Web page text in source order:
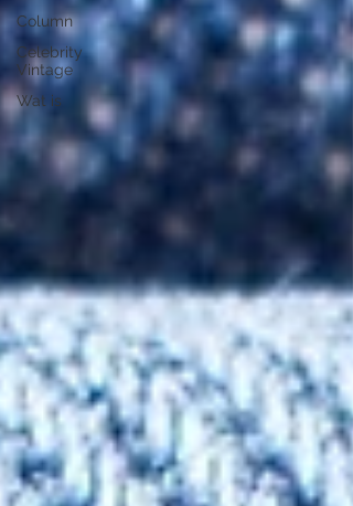
Column
Celebrity
Vintage
Wat is